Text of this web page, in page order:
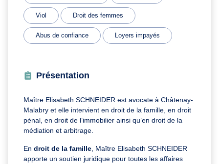
Viol Droit des femmes
Abus de confiance Loyers impayés
Présentation
Maître Elisabeth SCHNEIDER est avocate à Châtenay-
Malabry et elle intervient en droit de la famille, en droit
pénal, en droit de l’immobilier ainsi qu’en droit de la
médiation et arbitrage.
En droit de la famille , Maître Elisabeth SCHNEIDER
apporte un soutien juridique pour toutes les affaires